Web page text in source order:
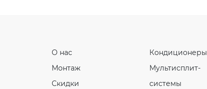
О нас
Монтаж
Скидки
Кондиционеры
Мультисплит-
системы